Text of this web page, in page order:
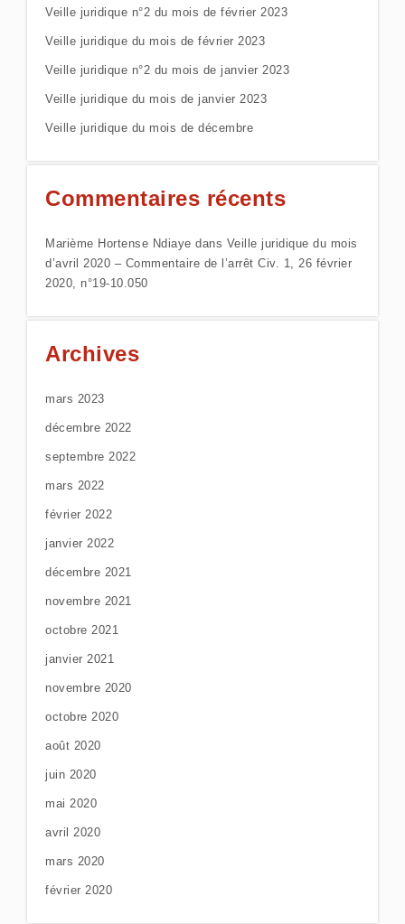
Veille juridique n°2 du mois de février 2023
Veille juridique du mois de février 2023
Veille juridique n°2 du mois de janvier 2023
Veille juridique du mois de janvier 2023
Veille juridique du mois de décembre
Commentaires récents
Marième Hortense Ndiaye dans Veille juridique du mois
d’avril 2020 – Commentaire de l’arrêt Civ. 1, 26 février
2020, n°19-10.050
Archives
mars 2023
décembre 2022
septembre 2022
mars 2022
février 2022
janvier 2022
décembre 2021
novembre 2021
octobre 2021
janvier 2021
novembre 2020
octobre 2020
août 2020
juin 2020
mai 2020
avril 2020
mars 2020
février 2020